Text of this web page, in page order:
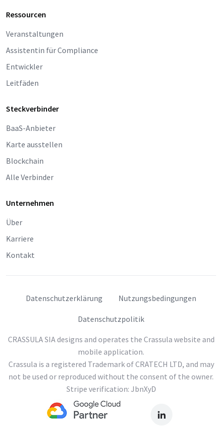
Ressourcen
Veranstaltungen
Assistentin für Compliance
Entwickler
Leitfäden
Steckverbinder
BaaS-Anbieter
Karte ausstellen
Blockchain
Alle Verbinder
Unternehmen
Über
Karriere
Kontakt
Datenschutzerklärung Nutzungsbedingungen
Datenschutzpolitik
CRASSULA SIA designs and operates the Crassula website and
mobile application.
Crassula is a registered Trademark of CRATECH LTD, and may
not be used or reproduced without the consent of the owner.
Stripe verification: JbnXyD